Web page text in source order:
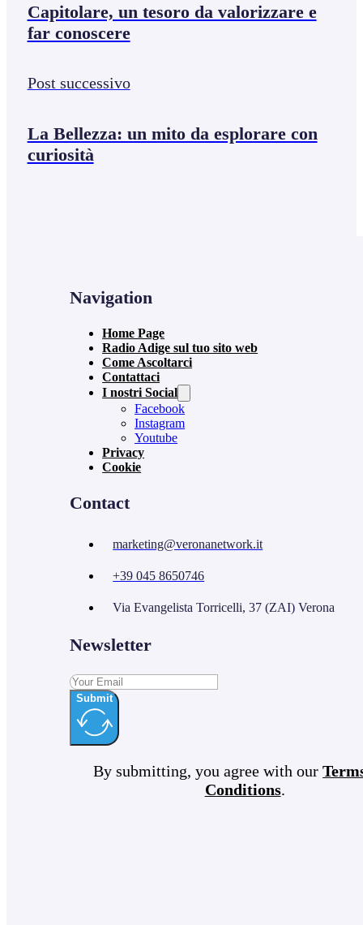
Capitolare, un tesoro da valorizzare e
far conoscere
Post successivo
La Bellezza: un mito da esplorare con
curiosità
Navigation
Home Page
Radio Adige sul tuo sito web
Come Ascoltarci
Contattaci
I nostri Social
Facebook
Instagram
Youtube
Privacy
Cookie
Contact
marketing@veronanetwork.it
+39 045 8650746
Via Evangelista Torricelli, 37 (ZAI) Verona
Newsletter
Submit
By submitting, you agree with our
Conditions.